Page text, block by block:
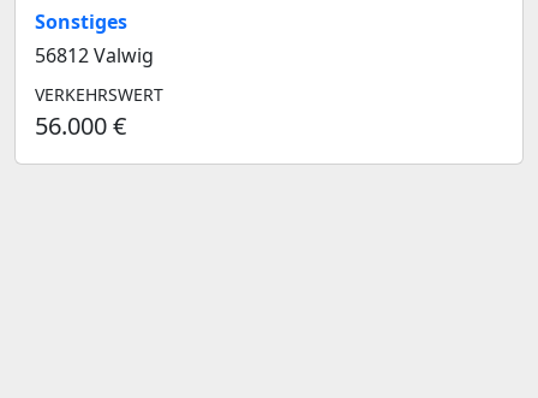
Sonstiges
56812 Valwig
VERKEHRSWERT
56.000 €